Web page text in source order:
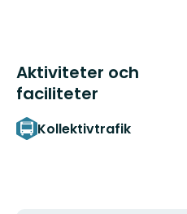
Aktiviteter och
faciliteter
Kollektivtrafik